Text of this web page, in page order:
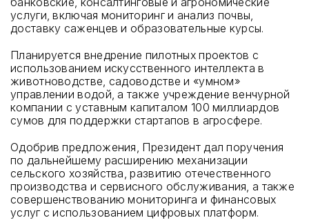
услуги, включая мониторинг и анализ почвы,
доставку саженцев и образовательные курсы.
Планируется внедрение пилотных проектов с
использованием искусственного интеллекта в
животноводстве, садоводстве и «умном»
управлении водой, а также учреждение венчурной
компании с уставным капиталом 100 миллиардов
сумов для поддержки стартапов в агросфере.
Одобрив предложения, Президент дал поручения
по дальнейшему расширению механизации
сельского хозяйства, развитию отечественного
производства и сервисного обслуживания, а также
совершенствованию мониторинга и финансовых
услуг с использованием цифровых платформ.